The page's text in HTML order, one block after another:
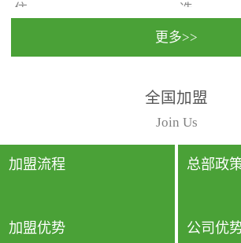
住...
动，人类长时间停留的室
内空间都有整体消毒的需
要。因为空间内人流携带
的、空气...
选...
行国家规
法，空气
测结果可
检测...
更多>>
全国加盟
Join Us
加盟流程 总部政
加盟优势 公司优